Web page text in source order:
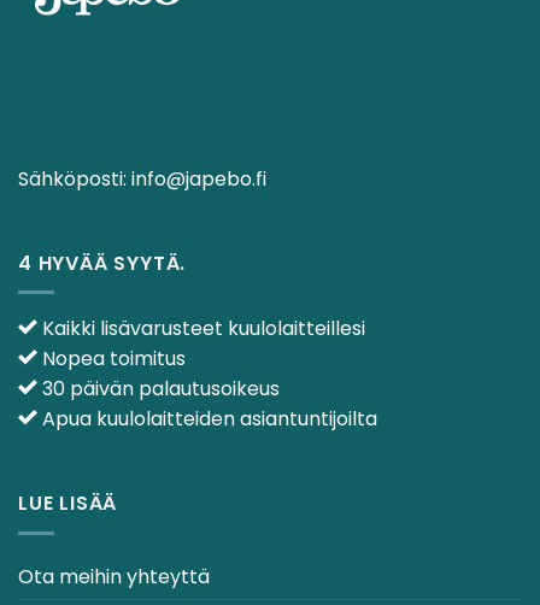
Sähköposti: info@japebo.fi
4 HYVÄÄ SYYTÄ.
Kaikki lisävarusteet kuulolaitteillesi
Nopea toimitus
30 päivän palautusoikeus
Apua kuulolaitteiden asiantuntijoilta
LUE LISÄÄ
Ota meihin yhteyttä